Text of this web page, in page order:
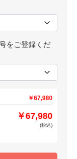
をご登録くだ
￥67,980
￥67,980
(税込)